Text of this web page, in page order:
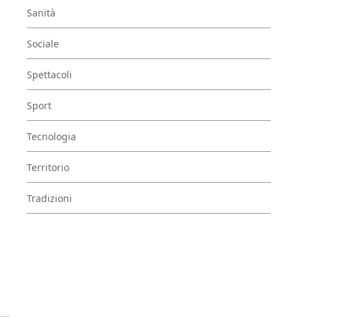
Sanità
Sociale
Spettacoli
Sport
Tecnologia
Territorio
Tradizioni